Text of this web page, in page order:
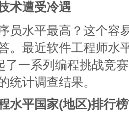
术遭受冷遇
员水平最高？这个容
。最近软件工程师水
了一系列编程挑战竞
统计调查结果。
水平国家(地区)排行